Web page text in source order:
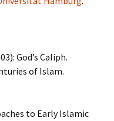
God’s Caliph.
of Islam.
to Early Islamic